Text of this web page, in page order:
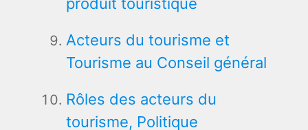
Acteurs du tourisme et
Tourisme au Conseil général
Rôles des acteurs du
tourisme, Politique